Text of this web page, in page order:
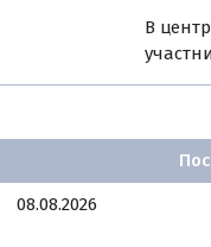
В
08.08.2026